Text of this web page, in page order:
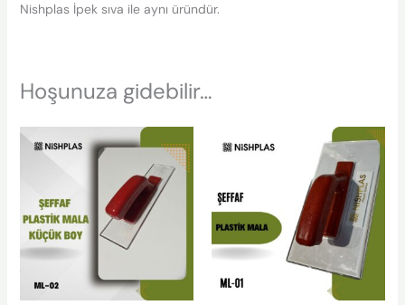
Nishplas İpek sıva ile aynı üründür.
Hoşunuza gidebilir…